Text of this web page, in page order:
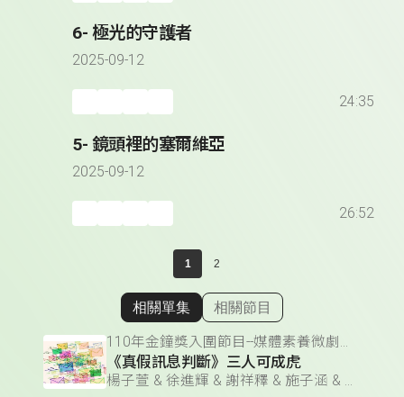
6- 極光的守護者
2025-09-12
24:35
5- 鏡頭裡的塞爾維亞
2025-09-12
26:52
1 2
顯示相關單集
相關單集 相關節目
110年金鐘獎入圍節目--媒體素養微劇場(企劃編撰獎)
《真假訊息判斷》三人可成虎
楊子萱 & 徐進輝 & 謝祥釋 & 施子涵 & 廖芷儀 & 朱禹任 & 江麗妮 & 姚宛妤